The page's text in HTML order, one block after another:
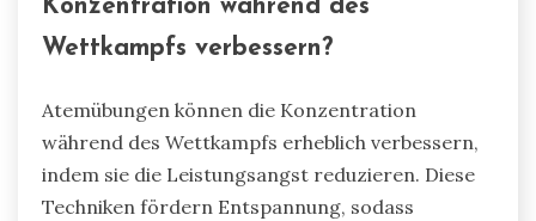
Konzentration während des
Wettkampfs verbessern?
Atemübungen können die Konzentration
während des Wettkampfs erheblich verbessern,
indem sie die Leistungsangst reduzieren. Diese
Techniken fördern Entspannung, sodass